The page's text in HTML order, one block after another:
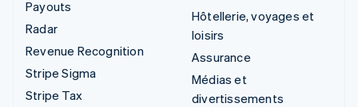
Payouts
Radar
Revenue Recognition
Stripe Sigma
Stripe Tax
Hôtellerie, voyages et
loisirs
Assurance
Médias et
divertissements